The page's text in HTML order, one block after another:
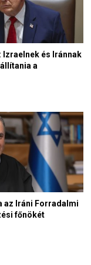
Izraelnek és Iránnak
a
az Iráni Forradalmi
főnökét